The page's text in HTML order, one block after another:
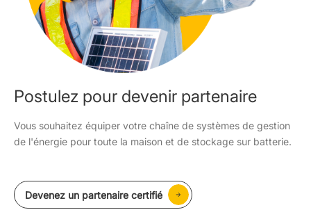
Postulez pour devenir partenaire
Vous souhaitez équiper votre chaîne de systèmes de gestion
de l'énergie pour toute la maison et de stockage sur batterie.
Devenez un partenaire certifié